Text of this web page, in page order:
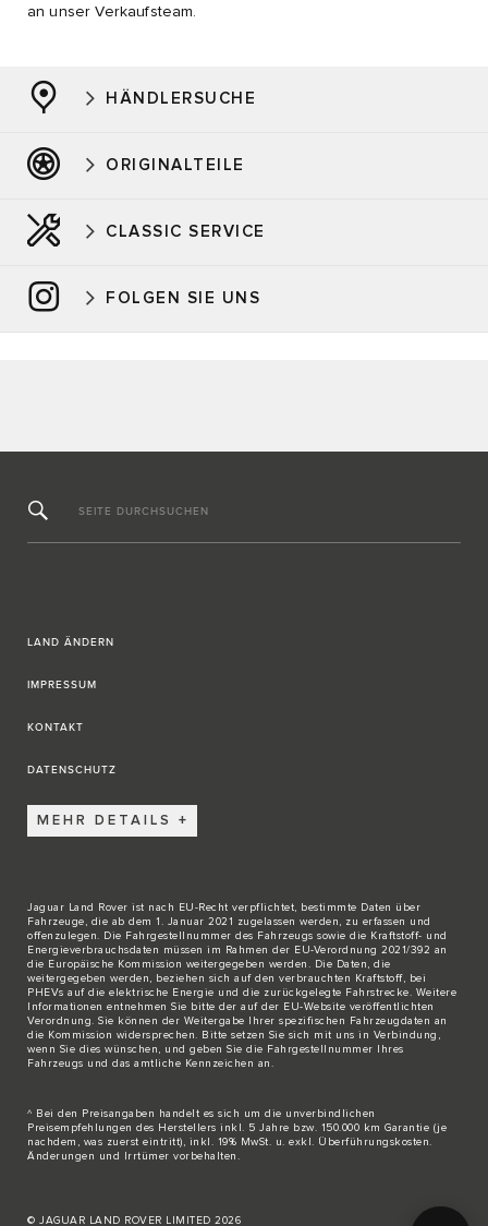
an unser Verkaufsteam.
HÄNDLERSUCHE
ORIGINALTEILE
CLASSIC SERVICE
FOLGEN SIE UNS
SEITE DURCHSUCHEN
LAND ÄNDERN
IMPRESSUM
KONTAKT
DATENSCHUTZ
MEHR DETAILS
Jaguar Land Rover ist nach EU-Recht verpflichtet, bestimmte Daten über
Fahrzeuge, die ab dem 1. Januar 2021 zugelassen werden, zu erfassen und
offenzulegen. Die Fahrgestellnummer des Fahrzeugs sowie die Kraftstoff- und
Energieverbrauchsdaten müssen im Rahmen der EU-Verordnung 2021/392 an
die Europäische Kommission weitergegeben werden. Die Daten, die
weitergegeben werden, beziehen sich auf den verbrauchten Kraftstoff, bei
PHEVs auf die elektrische Energie und die zurückgelegte Fahrstrecke. Weitere
Informationen entnehmen Sie bitte der auf der EU-Website veröffentlichten
Verordnung. Sie können der Weitergabe Ihrer spezifischen Fahrzeugdaten an
die Kommission widersprechen. Bitte setzen Sie sich mit uns in Verbindung
wenn Sie dies wünschen, und geben Sie die Fahrgestellnummer Ihres
Fahrzeugs und das amtliche Kennzeichen an.
^ Bei den Preisangaben handelt es sich um die unverbindlichen
Preisempfehlungen des Herstellers inkl. 5 Jahre bzw. 150.000 km Garantie (je
nachdem, was zuerst eintritt), inkl. 19% MwSt. u. exkl. Überführungskosten.
Änderungen und Irrtümer vorbehalten.
© JAGUAR LAND ROVER LIMITED 2026